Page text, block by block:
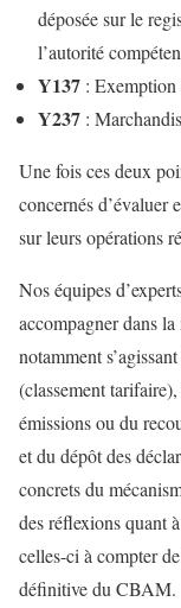
déposée sur le
l’autorité
Y137 : Exemption
Y237 :
Une fois ces deux
concernés d’évaluer
sur leurs opérations
Nos équipes
accompagner dans
notamment
(classement
émissions ou du
et du dépôt des
concrets du
des réflexions quant
celles-ci à compter
définitive du CBAM.